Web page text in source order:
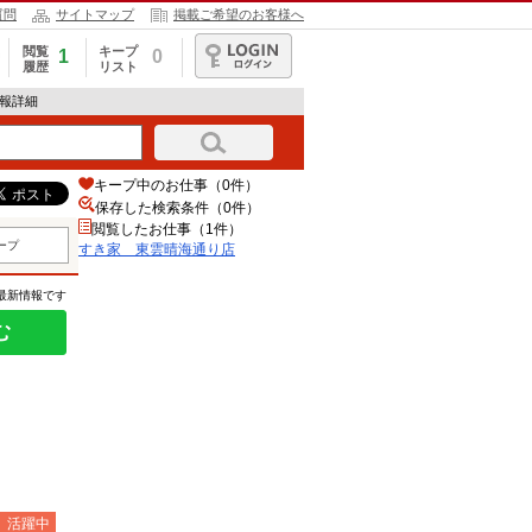
問 サイトマップ 掲載ご希望のお客様へ
閲覧
履歴
1
キープ
リスト
0
ログイン
詳細
プ
新情報です
活躍中
キープ中のお仕事（0件）
保存した検索条件（0件）
閲覧したお仕事（1件）
すき家 東雲晴海通り店